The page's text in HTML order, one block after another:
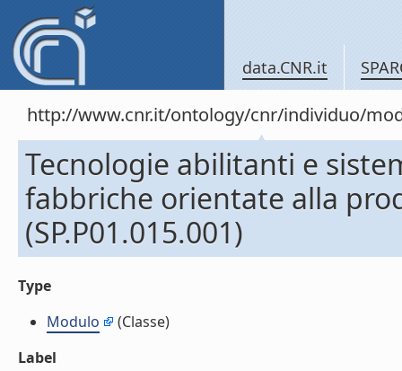
data.CNR.it
http://www.cnr.it/ontology/cnr/individuo/
Tecnologie abilitanti e
fabbriche orientate alla
(SP.P01.015.001)
Type
Modulo
(Classe)
Label